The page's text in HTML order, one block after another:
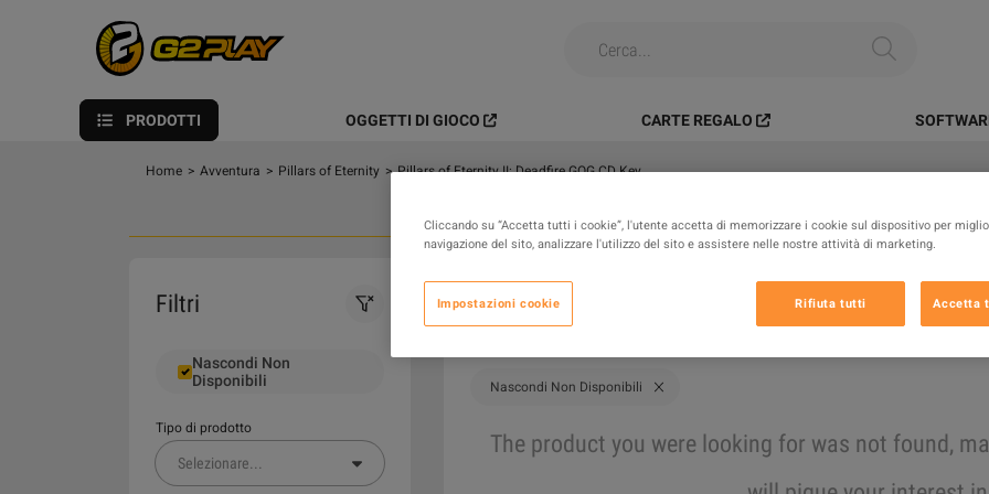
PRODOTTI OGGETTI DI GIOCO CARTE REGALO
Home > Avventura > Pillars of Eternity > Pillars of Eternity II: Deadfire GOG CD Key
Tutti Prodotti Digitali Beni di
Filtri
Nascondi Non
Disponibili
Tipo di prodotto
Selezionare
0 Risultati
Nascondi Non Disponibili
The product you were looking for was not found,
Cliccando su “Accetta tutti i cookie”, l'utente accetta di memorizzare i cookie sul dispositivo per
navigazione del sito, analizzare l'utilizzo del sito e assistere nelle nostre attività di marketing.
Impostazioni cookie Rifiuta tutti Accetta